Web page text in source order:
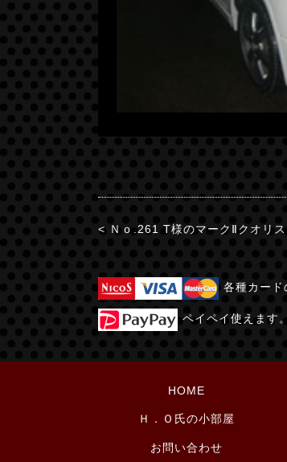
< Ｎｏ.261 T様のマークⅡクオリス
各種カード
ペイペイ使えます。
HOME
Ｈ．Ｏ氏の小部屋
お問い合わせ